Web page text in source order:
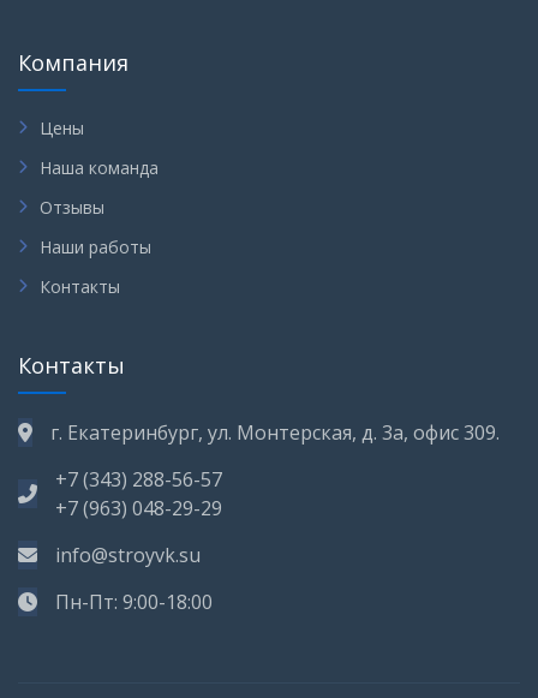
Компания
Цены
Наша команда
Отзывы
Наши работы
Контакты
Контакты
г. Екатеринбург, ул. Монтерская, д. 3а, офис 309.
+7 (343) 288-56-57
+7 (963) 048-29-29
info@stroyvk.su
Пн-Пт: 9:00-18:00